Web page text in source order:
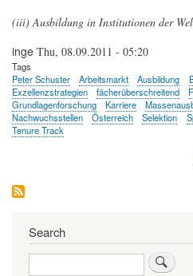
(iii) Ausbildung in Institutionen der
inge Thu, 08.09.2011 - 05:20
Tags
Peter Schuster
Arbeitsmarkt Ausbildung
Exzellenzstrategien
fächerüberschreitend
Grundlagenforschung
Karriere
Nachwuchsstellen
Österreich Selektion
Tenure Track
Search
Search